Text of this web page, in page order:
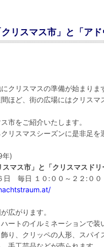
リスマス市」と「ア
クリスマスの準備が始まりま
ほど、街の広場にはクリス
市をご紹介いたします。
リスマスシーズンに是非足
年)
マス市」と「クリスマスドリ
日 毎日 １０:００～２２:００
広がります。
ートのイルミネーションで
り、クリッペの人形、スパ